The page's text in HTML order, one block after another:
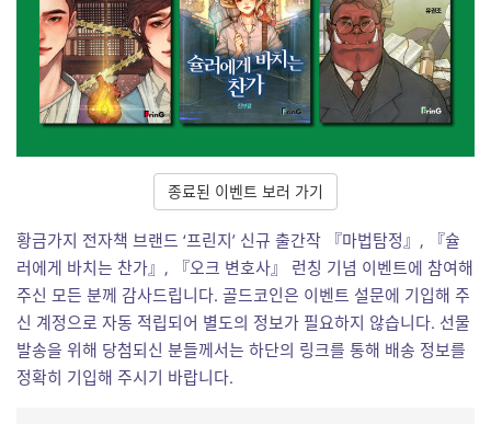
종료된 이벤트 보러 가기
황금가지 전자책 브랜드 ‘프린지’ 신규 출간작 『마법탐정』, 『슐
러에게 바치는 찬가』, 『오크 변호사』 런칭 기념 이벤트에 참여해
주신 모든 분께 감사드립니다. 골드코인은 이벤트 설문에 기입해 주
신 계정으로 자동 적립되어 별도의 정보가 필요하지 않습니다. 선물
발송을 위해 당첨되신 분들께서는 하단의 링크를 통해 배송 정보를
정확히 기입해 주시기 바랍니다.